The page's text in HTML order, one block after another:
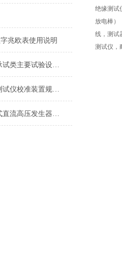
兆欧表使用说明
承修、承装、承试类主要试验设备常规配置表
开关机械特性测试仪校准装置规则及注意事项
解析智能便携式直流高压发生器的使用注意事项
绝缘测试
放电棒）
线，测试
测试仪，